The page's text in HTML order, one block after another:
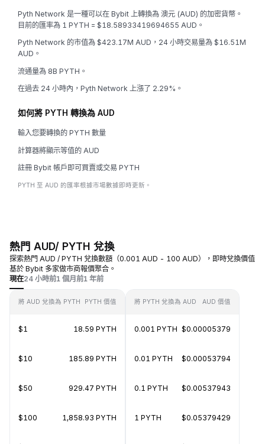
Pyth Network 是一種可以在 Bybit 上轉換為 澳元 (AUD) 的加密貨幣。
目前的匯率為 1 PYTH = $18.58933419694655 AUD。
Pyth Network 的市值為 $423.17M AUD，24 小時交易量為 $16.51M
AUD。
流通量為 8B PYTH。
在過去 24 小時內，Pyth Network 上漲了 2.29%。
如何將 PYTH 轉換為 AUD
輸入您要轉換的 PYTH 數量
計算器將顯示等值的 AUD
註冊 Bybit 帳戶即可買賣或交易 PYTH
PYTH 至 AUD 的匯率根據市場數據即時更新。
熱門 AUD/ PYTH 兌換
探索熱門 AUD / PYTH 兌換數額（0.001 AUD - 100 AUD），即時兌換價值
基於 Bybit 多家做市商報價聚合。
現在24 小時前1 個月前1 年前
將 AUD 兌換為 PYTH PYTH 價值
$1 18.59 PYTH
$10 185.89 PYTH
$50 929.47 PYTH
$100 1,858.93 PYTH
將 PYTH 兌換為 AUD AUD 價值
0.001 PYTH $0.00005379
0.01 PYTH $0.00053794
0.1 PYTH $0.00537943
1 PYTH $0.05379429